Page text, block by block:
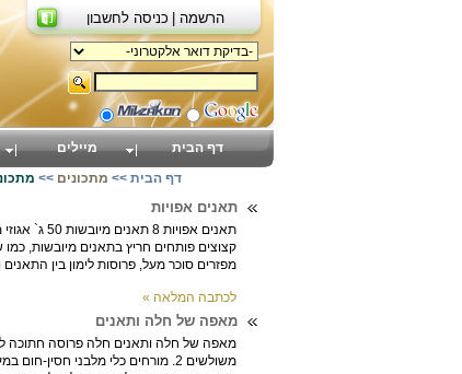
תאנים אפויות
קצוצים פותחים חריץ בתאנים מיובשות,
מפזרים סוכר מעל, פרוסות לימון בין התאנים ויוצקים מים. מבשלים כ- 15 דקות. מגישים קר עם
לכתבה המלאה »
מאפה של חלה ותאנים
דף הבית מיילים
דף הבית >> מתכונים >>
הרשמה | כניסה לחשבון